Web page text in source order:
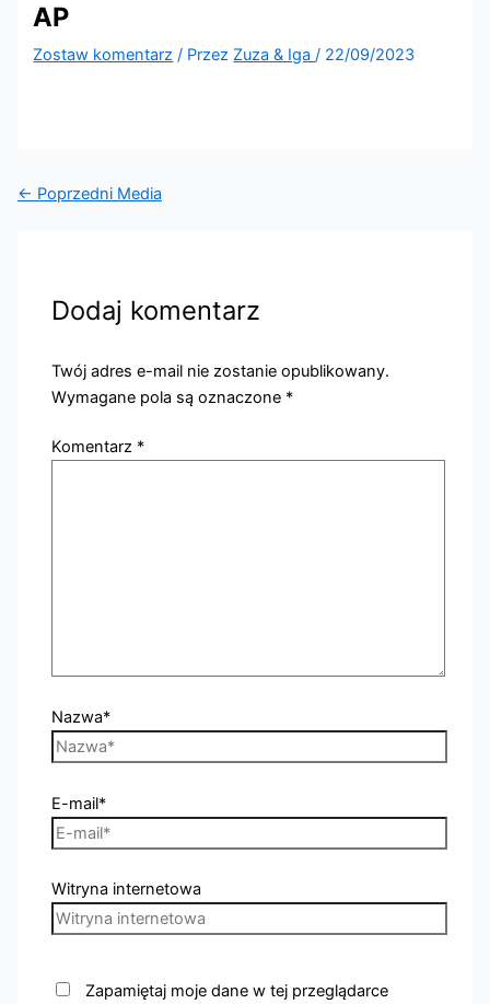
AP
Zostaw komentarz / Przez Zuza & Iga/ 22/09/2023
← Poprzedni Media
Dodaj komentarz
Twój adres e-mail nie zostanie opublikowany.
Wymagane pola są oznaczone *
Komentarz *
Nazwa*
E-mail*
Witryna internetowa
Zapamiętaj moje dane w tej przeglądarce